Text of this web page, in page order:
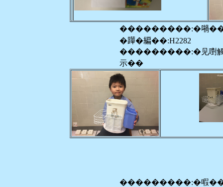
�𨅯�編��:H2282
���������:�见嚉
示��
���������:�㗇